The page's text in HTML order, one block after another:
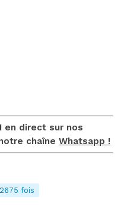
en direct sur nos
chaîne Whatsapp !
fois